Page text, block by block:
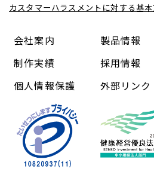
カスタマーハラスメントに対する基
会社案内 製品情報
制作実績
採用情報
個人情報保護
外部リンク